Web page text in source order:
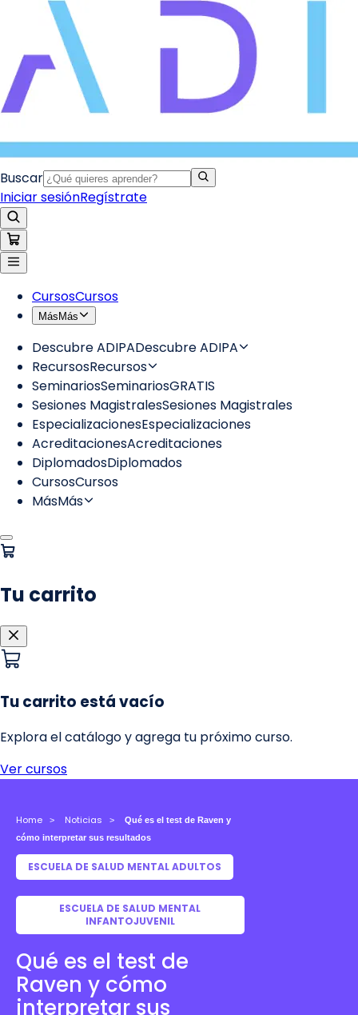
Home Noticias
Qué es el test de Raven y
cómo interpretar sus resultados
ESCUELA DE SALUD MENTAL ADULTOS
ESCUELA DE SALUD MENTAL
INFANTOJUVENIL
Qué es el test de
Raven y cómo
interpretar sus